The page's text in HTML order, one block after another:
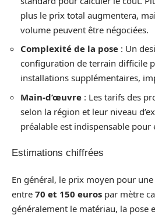
plus le prix total augmentera,
volume peuvent être négociées.
Complexité de la pose : Un
configuration de terrain difficile
installations supplémentaires,
Main-d’œuvre : Les tarifs des
selon la région et leur niveau
préalable est indispensable pour
Estimations chiffrées
En général, le prix moyen pour
entre 70 et 150 euros par mètre
généralement le matériau, la pose